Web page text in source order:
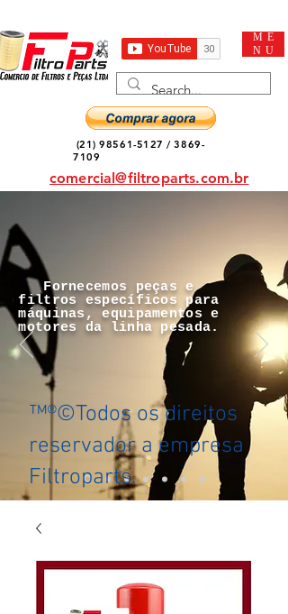
ME
NU
(21) 98561-5127 /3869-
7109
comercial@filtroparts.com.br
Fornecemos peças e
filtros específicos para
máquinas, equipamentos e
motores da linha pesada.
™®©Todos os direitos
reservador a empresa
Filtroparts.